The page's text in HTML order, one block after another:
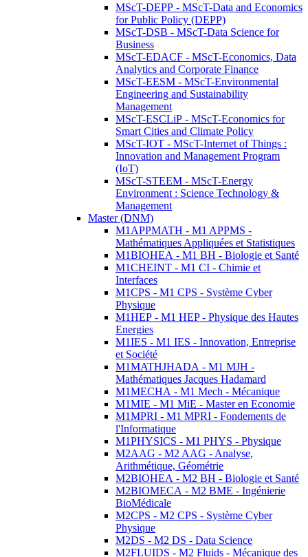
MScT-DEPP - MScT-Data and Economics
for Public Policy (DEPP)
MScT-DSB - MScT-Data Science for
Business
MScT-EDACF - MScT-Economics, Data
Analytics and Corporate Finance
MScT-EESM - MScT-Environmental
Engineering and Sustainability
Management
MScT-ESCLiP - MScT-Economics for
Smart Cities and Climate Policy
MScT-IOT - MScT-Internet of Things :
Innovation and Management Program
(IoT)
MScT-STEEM - MScT-Energy
Environment : Science Technology &
Management
Master (DNM)
M1APPMATH - M1 APPMS -
Mathématiques Appliquées et Statistiques
M1BIOHEA - M1 BH - Biologie et Santé
M1CHEINT - M1 CI - Chimie et
Interfaces
M1CPS - M1 CPS - Système Cyber
Physique
M1HEP - M1 HEP - Physique des Hautes
Energies
M1IES - M1 IES - Innovation, Entreprise
et Société
M1MATHJHADA - M1 MJH -
Mathématiques Jacques Hadamard
M1MECHA - M1 Mech - Mécanique
M1MIE - M1 MiE - Master en Economie
M1MPRI - M1 MPRI - Fondements de
l'Informatique
M1PHYSICS - M1 PHYS - Physique
M2AAG - M2 AAG - Analyse,
Arithmétique, Géométrie
M2BIOHEA - M2 BH - Biologie et Santé
M2BIOMECA - M2 BME - Ingénierie
BioMédicale
M2CPS - M2 CPS - Système Cyber
Physique
M2DS - M2 DS - Data Science
M2FLUIDS - M2 Fluids - Mécanique des